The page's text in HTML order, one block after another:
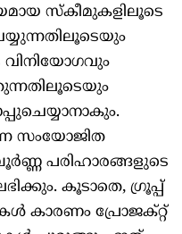
സ്കീമുകളിലൂടെ
വിനിയോഗവും
സംയോജിത
പരിഹാരങ്ങളുടെ
കൂടാതെ, ഗ്രൂപ്പ്
കാരണം പ്രോജക്റ്റ്